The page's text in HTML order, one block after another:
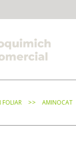
formula
FOLIAR >> AMINOCAT